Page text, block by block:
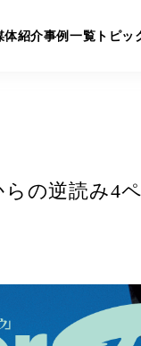
体紹介事例一覧 トピッ
の逆読み4